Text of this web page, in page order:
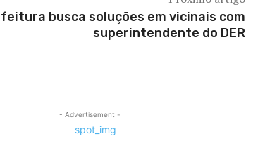
busca soluções em vicinais com
superintendente do DER
- Advertisement -